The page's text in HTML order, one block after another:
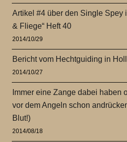
Artikel #4 über den Single Spey
& Fliege“ Heft 40
2014/10/29
Bericht vom Hechtguiding in
2014/10/27
Immer eine Zange dabei haben
vor dem Angeln schon
Blut!)
2014/08/18